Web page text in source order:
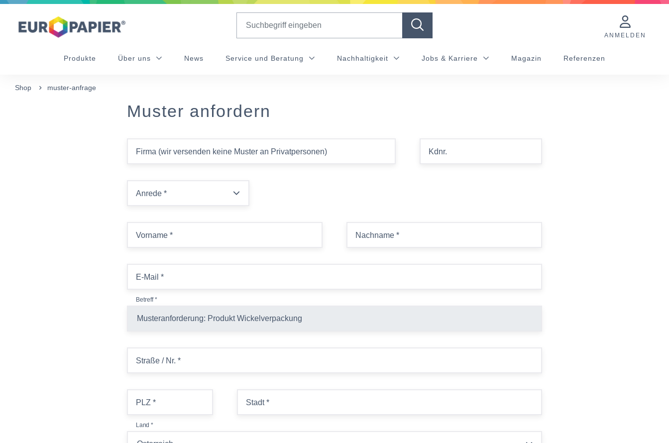
Table Of Content
ANMELDEN
Produkte Über uns News Service und Beratung Nachhaltigkeit Jobs & Karriere Magazin Referenzen
Shop muster-anfrage
Muster anfordern
Firma (wir versenden keine Muster an Privatpersonen) Kdnr.
Anrede *
Vorname * Nachname *
E-Mail *
Betreff*
Straße / Nr. *
PLZ * Stadt*
Land *